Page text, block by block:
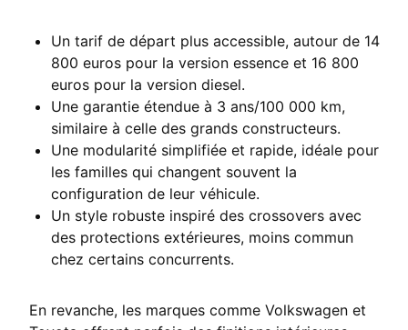
Un tarif de départ plus accessible, autour de 14
800 euros pour la version essence et 16 800
euros pour la version diesel.
Une garantie étendue à 3 ans/100 000 km,
similaire à celle des grands constructeurs.
Une modularité simplifiée et rapide, idéale pour
les familles qui changent souvent la
configuration de leur véhicule.
Un style robuste inspiré des crossovers avec
des protections extérieures, moins commun
chez certains concurrents.
En revanche, les marques comme Volkswagen et